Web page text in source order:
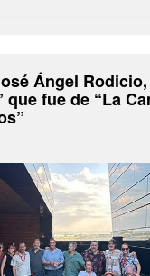
Ángel Rodicio,
que fue de “La